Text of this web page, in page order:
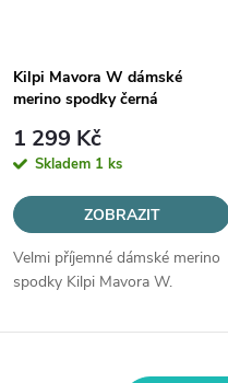
Kilpi Mavora W dámské
merino spodky černá
1 299 Kč
Skladem 1 ks
ZOBRAZIT
Velmi příjemné dámské merino
spodky Kilpi Mavora W.